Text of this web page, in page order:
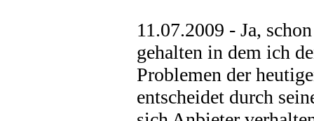
11.07.2009 - Ja,
gehalten in dem ich
Problemen der
entscheidet durch